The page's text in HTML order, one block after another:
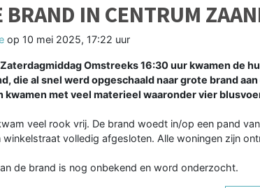
BRAND IN CENTRUM
op 10 mei 2025, 17:22 uur
Omstreeks 16:30 uur kwamen de
die al snel werd opgeschaald naar grote brand
kwamen met veel materieel waaronder vier
veel rook vrij. De brand woedt in/op een pand
winkelstraat volledig afgesloten. Alle woningen zijn
de brand is nog onbekend en word onderzocht.